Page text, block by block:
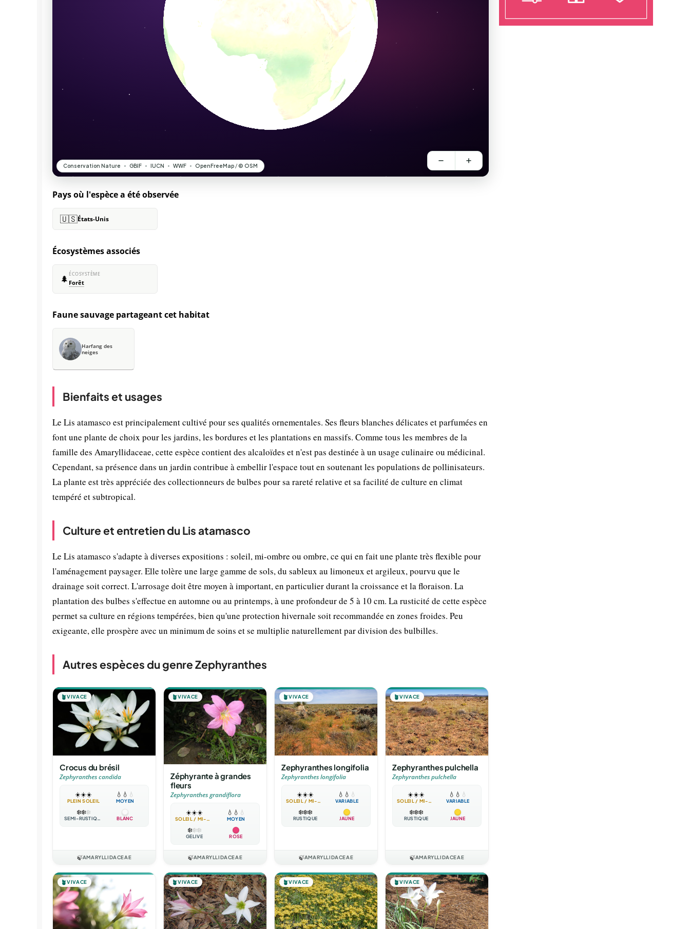
Pays où l'espèce a été observée
🇺🇸États-Unis
Écosystèmes associés
🌲 ÉCOSYSTÈME
Forêt
Faune sauvage partageant cet habitat
Harfang des
neiges
Bienfaits et usages
Le Lis atamasco est principalement cultivé pour ses qualités ornementales. Ses fleurs blanches délicates et parfumées en
font une plante de choix pour les jardins, les bordures et les plantations en massifs. Comme tous les membres de la
famille des Amaryllidaceae, cette espèce contient des alcaloïdes et n'est pas destinée à un usage culinaire ou médicinal.
Cependant, sa présence dans un jardin contribue à embellir l'espace tout en soutenant les populations de pollinisateurs.
La plante est très appréciée des collectionneurs de bulbes pour sa rareté relative et sa facilité de culture en climat
tempéré et subtropical.
Culture et entretien du Lis atamasco
Le Lis atamasco s'adapte à diverses expositions : soleil, mi-ombre ou ombre, ce qui en fait une plante très flexible pour
l'aménagement paysager. Elle tolère une large gamme de sols, du sableux au limoneux et argileux, pourvu que le
drainage soit correct. L'arrosage doit être moyen à important, en particulier durant la croissance et la floraison. La
plantation des bulbes s'effectue en automne ou au printemps, à une profondeur de 5 à 10 cm. La rusticité de cette espèce
permet sa culture en régions tempérées, bien qu'une protection hivernale soit recommandée en zones froides. Peu
exigeante, elle prospère avec un minimum de soins et se multiplie naturellement par division des bulbilles.
Autres espèces du genre Zephyranthes
🪴VIVACE
Crocus du brésil
Zephyranthes candida
☀️☀️☀️
PLEIN SOLEIL
💧 💧 💧
MOYEN
❄️❄️❄️
SEMI-RUSTIQUE BLANC
🍃AMARYLLIDACEAE
🪴VIVACE
Zéphyrante à grandes
fleurs
Zephyranthes grandiflora
☀️☀️☀️
SOLEIL / MI-OMBRE
💧 💧 💧
MOYEN
❄️❄️❄️
GÉLIVE ROSE
🍃AMARYLLIDACEAE
🪴VIVACE
Zephyranthes longifolia
Zephyranthes longifolia
☀️☀️☀️
SOLEIL / MI-OMBRE
💧 💧 💧
VARIABLE
❄️❄️❄️
RUSTIQUE JAUNE
🍃AMARYLLIDACEAE
🪴VIVACE
Zephyranthes pulchella
Zephyranthes pulchella
☀️☀️☀️
SOLEIL / MI-OMBRE
💧 💧 💧
VARIABLE
❄️❄️❄️
RUSTIQUE JAUNE
🍃AMARYLLIDACEAE
🪴VIVACE 🪴VIVACE 🪴VIVACE 🪴VIVACE